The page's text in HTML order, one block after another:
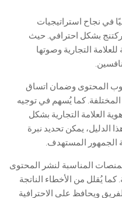
في نجاح استراتيجيات
بشكل احترافي. حيث
التجارية وصوتها
المحتوى وضمان اتساق
كما يُسهم في توجيه
العلامة التجارية بشكل
الدليل، يمكن تحديد نبرة
الجمهور المستهدف.
المناسبة لنشر المحتوى
كما يُقلل من الأخطاء الناتجة
ويحافظ على الاحترافية